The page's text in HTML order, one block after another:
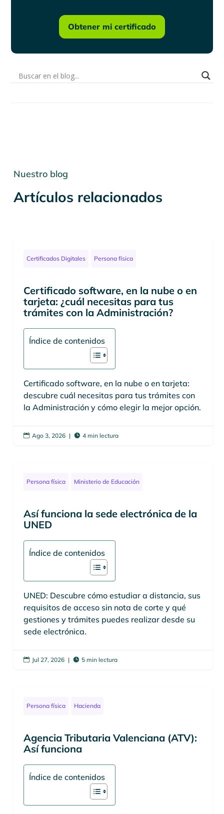
Obtener mi certificado
Nuestro blog
Artículos relacionados
Certificados Digitales Persona física
Certificado software, en la nube o en
tarjeta: ¿cuál necesitas para tus
trámites con la Administración?
Índice de contenidos
Certificado software, en la nube o en tarjeta:
descubre cuál necesitas para tus trámites con
la Administración y cómo elegir la mejor opción.
 Ago 3, 2026 |  4 min lectura
Persona física Ministerio de Educación
Así funciona la sede electrónica de la
UNED
Índice de contenidos
UNED: Descubre cómo estudiar a distancia, sus
requisitos de acceso sin nota de corte y qué
gestiones y trámites puedes realizar desde su
sede electrónica.
 Jul 27, 2026 |  5 min lectura
Persona física Hacienda
Agencia Tributaria Valenciana (ATV):
Así funciona
Índice de contenidos